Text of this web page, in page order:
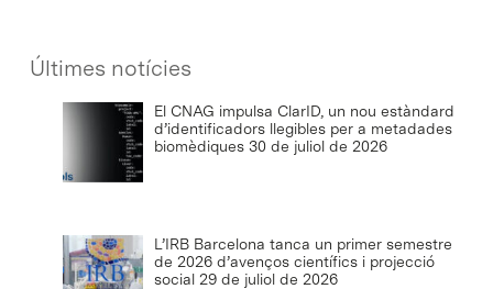
Últimes notícies
El CNAG impulsa ClarID, un nou estàndard
d’identificadors llegibles per a metadades
biomèdiques 30 de juliol de 2026
L’IRB Barcelona tanca un primer semestre
de 2026 d’avenços científics i projecció
social 29 de juliol de 2026